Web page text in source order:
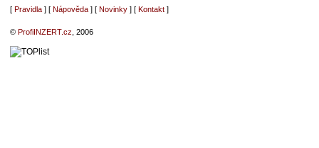
[ Pravidla] [ Nápověda] [ Novinky] [ Kontakt]
© ProfiINZERT.cz , 2006